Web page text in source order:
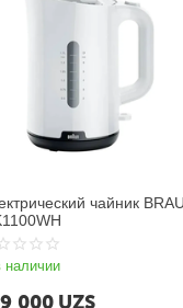
чайник
наличии
000 UZS